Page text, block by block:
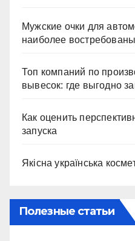
Мужские очки для
наиболее востребованы
Топ компаний по
вывесок: где выгодно
Как оценить
запуска
Якісна українська
Полезные статьи